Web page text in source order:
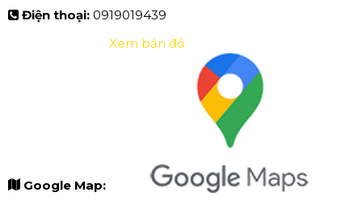
Điện thoại: 0919019439
Google Map:
Xem bản đồ